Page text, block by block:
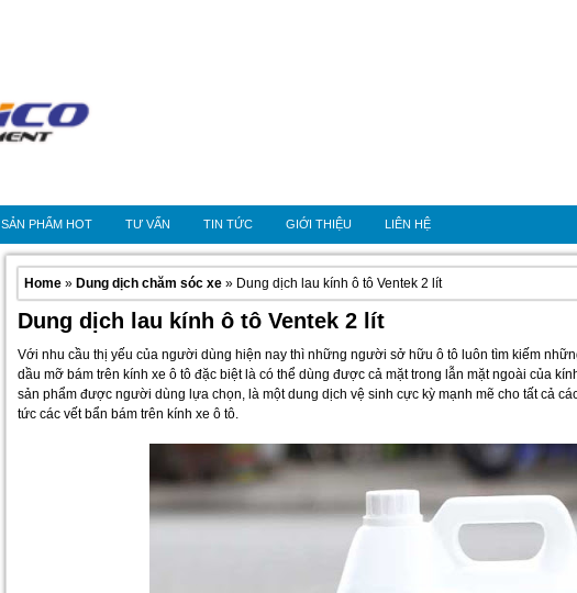
SẢN PHẨM HOT TƯ VẤN TIN TỨC GIỚI THIỆU LIÊN HỆ
Home » Dung dịch chăm sóc xe » Dung dịch lau kính ô tô Ventek 2 lít
Dung dịch lau kính ô tô Ventek 2 lít
Với nhu cầu thị yếu của người dùng hiện nay thì những người sở hữu ô tô luôn tìm kiếm
dầu mỡ bám trên kính xe ô tô đặc biệt là có thể dùng được cả mặt trong lẫn mặt ngoài của
sản phẩm được người dùng lựa chọn, là một dung dịch vệ sinh cực kỳ mạnh mẽ cho tất cả
tức các vết bẩn bám trên kính xe ô tô.